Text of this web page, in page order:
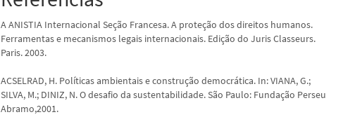
A ANISTIA Internacional Seção Francesa. A proteção dos direitos humanos.
Ferramentas e mecanismos legais internacionais. Edição do Juris Classeurs.
Paris. 2003.
ACSELRAD, H. Políticas ambientais e construção democrática. In: VIANA, G.;
SILVA, M.; DINIZ, N. O desafio da sustentabilidade. São Paulo: Fundação Perseu
Abramo,2001.